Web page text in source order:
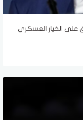
على الخيار العسكري